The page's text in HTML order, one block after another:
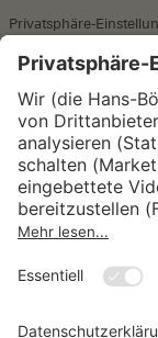
Privatsphäre-